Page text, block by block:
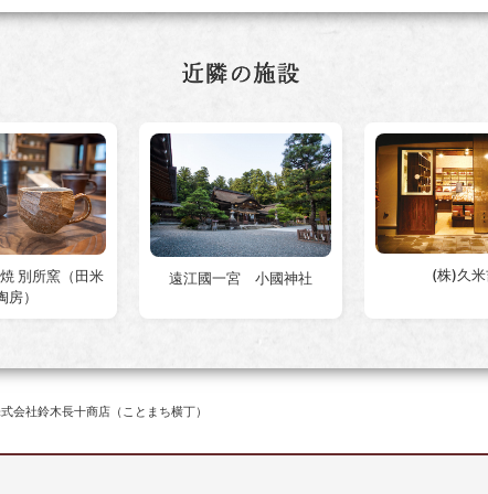
別所窯（田米
房）
遠江國一宮 小國神社 (株)久
会社鈴木長十商店（ことまち横丁）